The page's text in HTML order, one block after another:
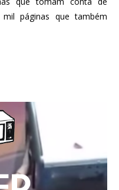
mil páginas que também